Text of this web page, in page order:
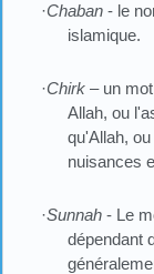
·Chaban - le
islamique.
·Chirk – un
Allah, ou
qu'Allah,
nuisances
·Sunnah - Le
dépendant